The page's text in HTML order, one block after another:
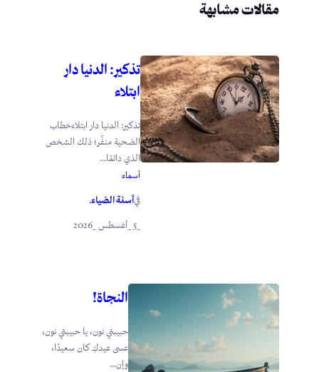
مقالات مشابهة
تذكير: الدنيا دار
ابتلاء
تذكير: الدنيا دار ابتلاءخطاب
الضحية منفِّر؛ ذلك الشخص
الذي دائمًا...
أسماء
فيأسنة الضياء.
_5 _أغسطس _2026
النجاة!
حبيبتي نون، يا حبيبتي نون،
عسى عيدكِ كان سعيدًا،
وإن...